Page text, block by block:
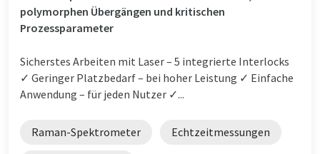
polymorphen Übergängen und kritischen
Prozessparameter
Sicherstes Arbeiten mit Laser – 5 integrierte Interlocks
✓ Geringer Platzbedarf – bei hoher Leistung ✓ Einfache
Anwendung – für jeden Nutzer ✓...
Raman-Spektrometer Echtzeitmessungen